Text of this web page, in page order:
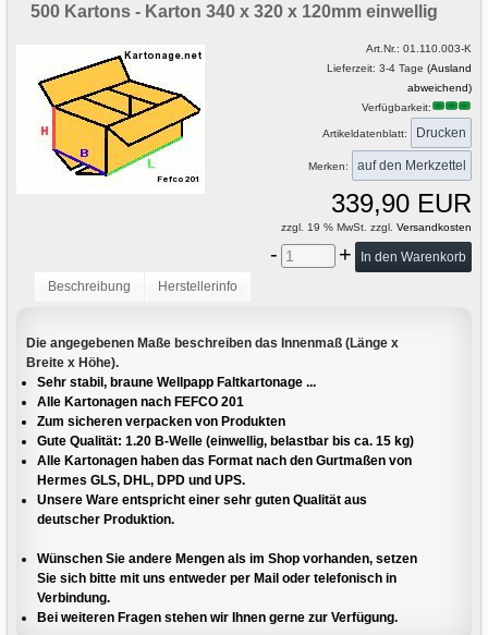
500 Kartons - Karton 340 x 320 x 120mm einwellig
Art.Nr.: 01.110.003-K
Lieferzeit: 3-4 Tage (Ausland
abweichend)
Verfügbarkeit:
Artikeldatenblatt: Drucken
Merken:
339,90 EUR
zzgl. 19 % MwSt. zzgl. Versandkosten
- +
Beschreibung Herstellerinfo
Die angegebenen Maße beschreiben das Innenmaß (Länge x
Breite x Höhe).
Sehr stabil, braune Wellpapp Faltkartonage ...
Alle Kartonagen nach FEFCO 201
Zum sicheren verpacken von Produkten
Gute Qualität: 1.20 B-Welle (einwellig, belastbar bis ca. 15 kg)
Alle Kartonagen haben das Format nach den Gurtmaßen von
Hermes GLS, DHL, DPD und UPS.
Unsere Ware entspricht einer sehr guten Qualität aus
deutscher Produktion.
Wünschen Sie andere Mengen als im Shop vorhanden, setzen
Sie sich bitte mit uns entweder per Mail oder telefonisch in
Verbindung.
Bei weiteren Fragen stehen wir Ihnen gerne zur Verfügung.